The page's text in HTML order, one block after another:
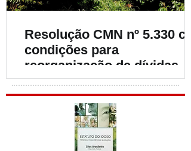
Resolução CMN nº 5.330
condições para
reorganização de dívidas de
cafeicultores